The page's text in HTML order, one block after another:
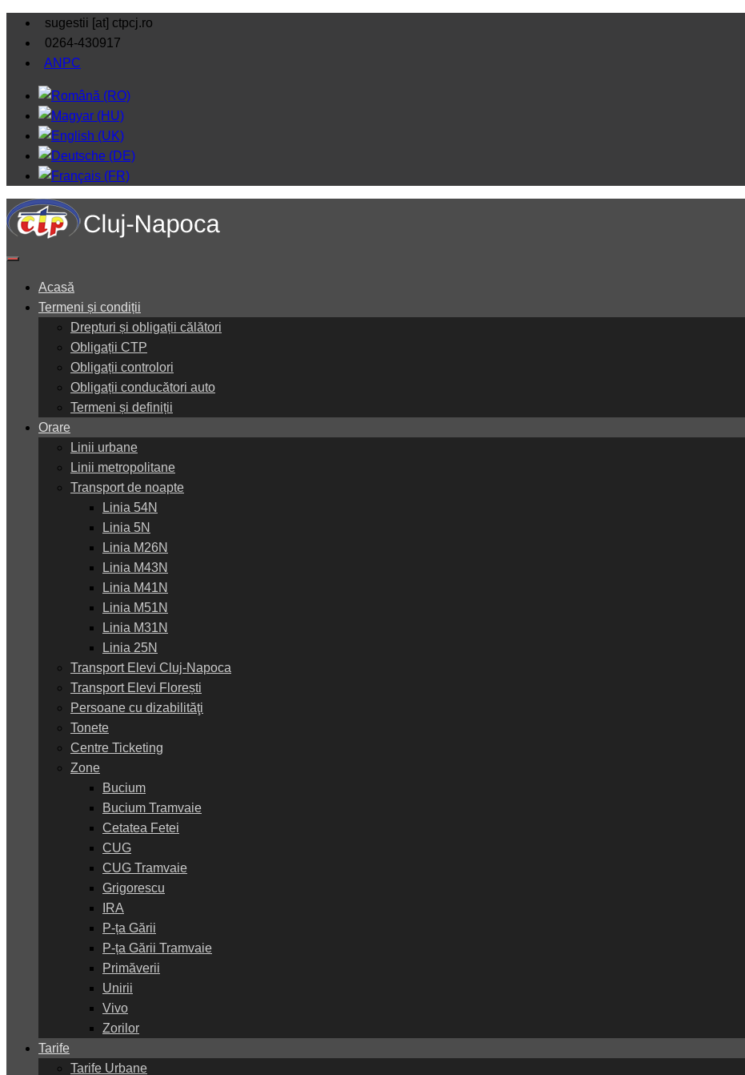
sugestii [at] ctpcj.ro
0264-430917
ANPC
Acasă
Termeni și condiții
Drepturi și obligații călători
Obligații CTP
Obligații controlori
Obligații conducători auto
Termeni și definiții
Orare
Linii urbane
Linii metropolitane
Transport de noapte
Linia 54N
Linia 5N
Linia M26N
Linia M43N
Linia M41N
Linia M51N
Linia M31N
Linia 25N
Transport Elevi Cluj-Napoca
Transport Elevi Florești
Persoane cu dizabilităţi
Tonete
Centre Ticketing
Zone
Bucium
Bucium Tramvaie
Cetatea Fetei
CUG
CUG Tramvaie
Grigorescu
IRA
P-ța Gării
P-ța Gării Tramvaie
Primăverii
Unirii
Vivo
Zorilor
Tarife
Tarife Urbane